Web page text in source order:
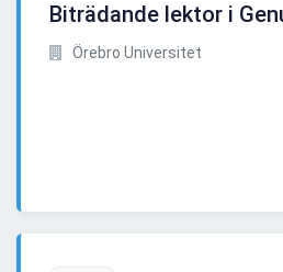
Biträdande lektor i
Örebro Universitet